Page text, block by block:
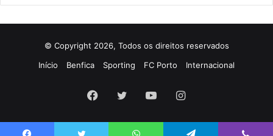
© Copyright 2026, Todos os direitos reservados
Início
Benfica Sporting FC Porto Internacional
Facebook
TwitterYouTubeInstagram